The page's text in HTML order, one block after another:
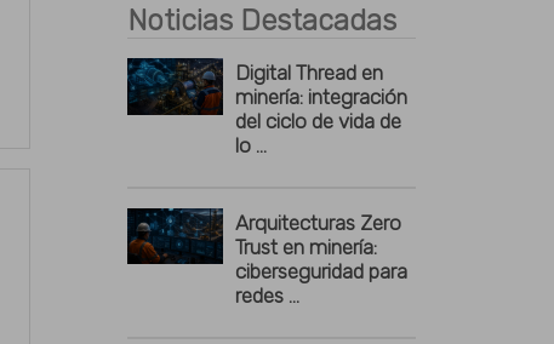
Noticias Destacadas
Digital Thread en
minería: integración
del ciclo de vida de
lo ...
Arquitecturas Zero
Trust en minería:
ciberseguridad para
redes ...